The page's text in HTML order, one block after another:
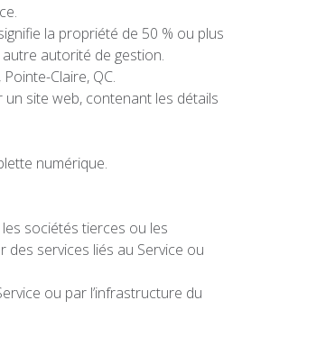
la propriété de 50 % ou plus
autorité de gestion.
Claire, QC.
site web, contenant les détails
numérique.
sociétés tierces ou les
services liés au Service ou
ou par l’infrastructure du